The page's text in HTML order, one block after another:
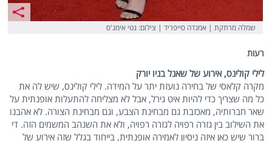
שמלה מרתקת | אמנדה סייפריד | צילום: גטי אימג'ס
רעות
לילי קולינס, אירוע של שאנל בניו יורק
מקרה קלאסי של בחירה נועזת יתר על המידה. לילי קולינס, שיש לה את
כל מה שצריך כדי להיות איט גירל, אבל לא מצליחה להתעלות אופנתית על
שאר חברותיה, מאכזבת גם מבחינת הצבע, וגם מבחינת הצורה. לא אהבנו
את השילוב בין גזרה רפויה לגזרה רפויה, ולא את השנהב המשמים הזה. די
ברור שיש כאן איזה ניסיון לאמירה אופנתית, בייחוד בגלל שזה אירוע של